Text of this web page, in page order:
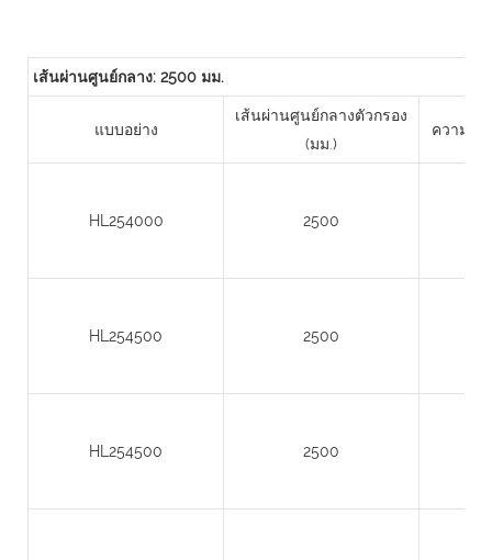
เส้นผ่านศูนย์กลาง: 2500 มม.
แบบอย่าง
เส้นผ่านศูนย์กลางตัวกรอง
(มม.)
ความสูง
HL254000 2500
HL254500 2500
HL254500 2500